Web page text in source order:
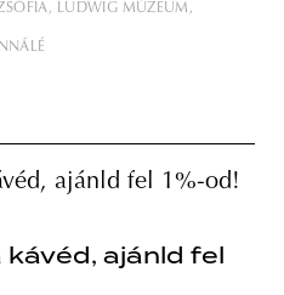
LUDWIG MÚZEUM
ajánld fel